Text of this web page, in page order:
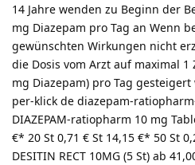
14 Jahre wenden zu Beginn der
mg Diazepam pro Tag an Wenn
gewünschten Wirkungen nicht
die Dosis vom Arzt auf maximal
mg Diazepam) pro Tag
per-klick de diazepam-
DIAZEPAM-ratiopharm 10 mg
€* 20 St 0,71 € St 14,15 €* 50 St
DESITIN RECT 10MG (5 St) ab